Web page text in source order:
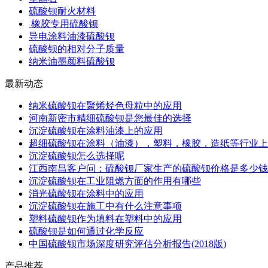
硫酸钡耐火材料
橡胶专用硫酸钡
导电涂料油漆硫酸钡
硫酸钡的相对分子质量
纳米油墨颜料硫酸钡
最新动态
纳米硫酸钡在聚烯烃色母粒中的应用
河南新密市精细硫酸钡是您最佳的选择
沉淀硫酸钡在涂料油漆上的应用
超细硫酸钡在涂料（油漆），塑料，橡胶，造纸等行业
沉淀硫酸钡怎么选择呢
江西南昌客户问：硫酸钡厂家生产的硫酸钡价格是多少
沉淀硫酸钡在工业阻燃方面的作用有哪些
消光硫酸钡在涂料中的应用
沉淀硫酸钡在施工中有什么注意事项
塑料硫酸钡作为填料在塑料中的应用
硫酸钡是如何通过化学反应
中国硫酸钡市场深度研究评估分析报告(2018版)
产品推荐